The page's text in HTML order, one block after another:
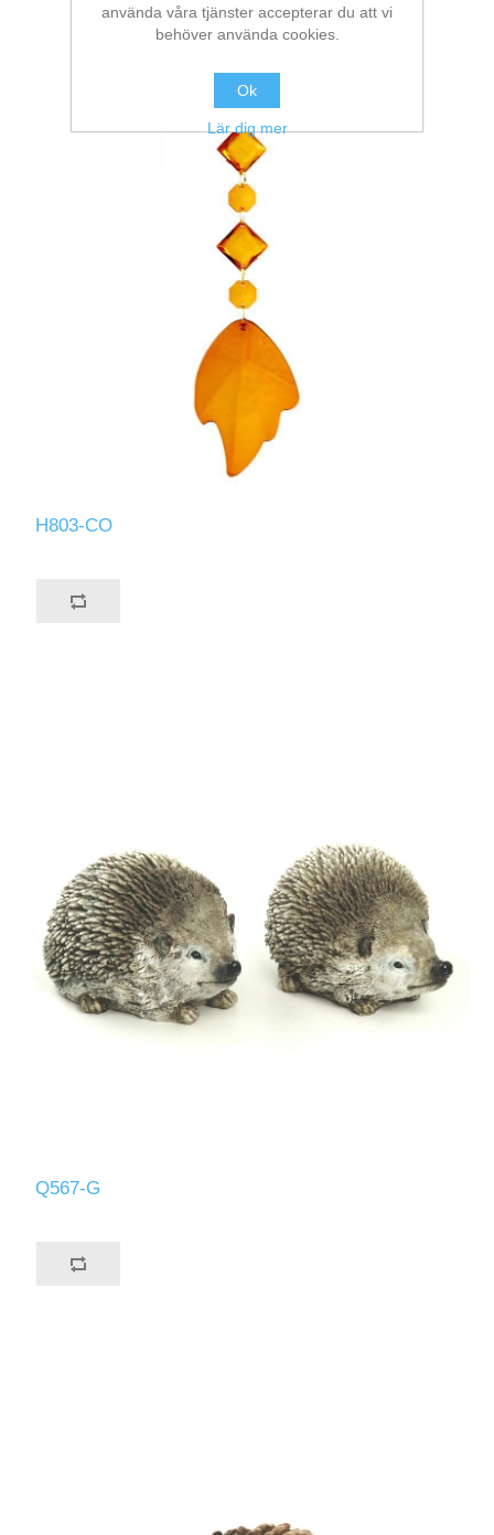
H803-CO
Q567-G
använda våra tjänster accepterar du att vi
behöver använda cookies.
Ok
Lär dig mer